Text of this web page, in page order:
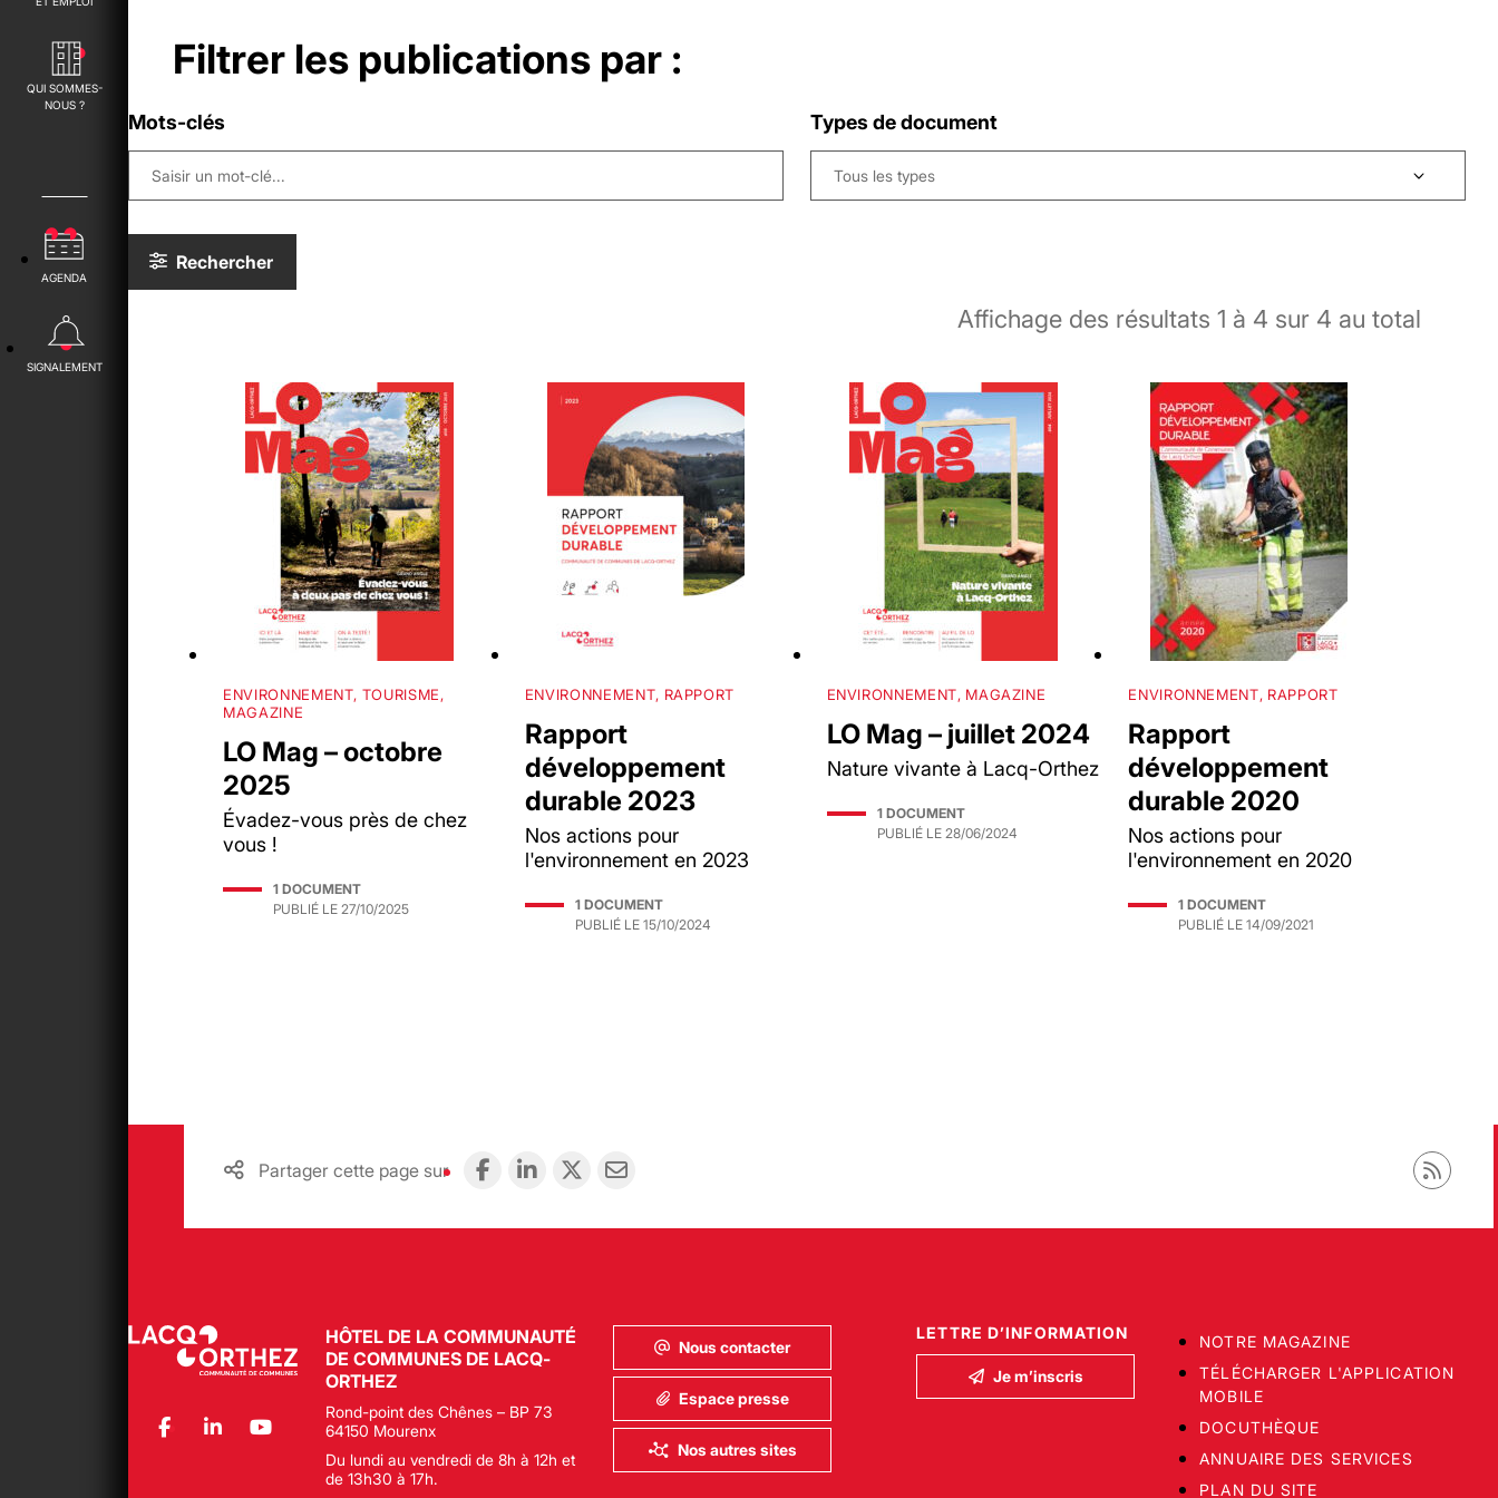
QUI SOMMES-
NOUS ?
AGENDA
SIGNALEMENT
Filtrer les publications par :
Mots-clés Types de document
Tous les types
Rechercher
Affichage des résultats 1 à 4 sur 4 au total
ENVIRONNEMENT, TOURISME,
MAGAZINE
LO Mag – octobre
2025
Évadez-vous près de chez
vous !
1 DOCUMENT
PUBLIÉ LE 27/10/2025
ENVIRONNEMENT, RAPPORT
Rapport
développement
durable 2023
Nos actions pour
l'environnement en 2023
1 DOCUMENT
PUBLIÉ LE 15/10/2024
ENVIRONNEMENT, MAGAZINE
LO Mag – juillet 2024
Nature vivante à Lacq-Orthez
1 DOCUMENT
PUBLIÉ LE 28/06/2024
ENVIRONNEMENT, RAPPORT
Rapport
développement
durable 2020
Nos actions pour
l'environnement en 2020
1 DOCUMENT
PUBLIÉ LE 14/09/2021
Partager cette page sur
HÔTEL DE LA COMMUNAUTÉ
DE COMMUNES DE LACQ-
ORTHEZ
Rond-point des Chênes – BP 73
64150 Mourenx
Du lundi au vendredi de 8h à 12h et
de 13h30 à 17h.
Nous contacter
Espace presse
Nos autres sites
LETTRE D’INFORMATION
Je m’inscris
NOTRE MAGAZINE
TÉLÉCHARGER L'APPLICATION
MOBILE
DOCUTHÈQUE
ANNUAIRE DES SERVICES
PLAN DU SITE